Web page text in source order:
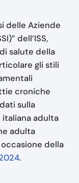
delle Aziende
dell’ISS,
salute della
gli stili
croniche
sulla
italiana adulta
adulta
della
.